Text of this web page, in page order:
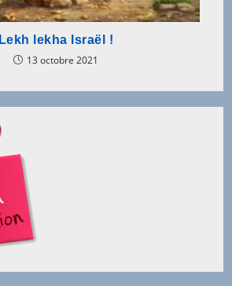
Lekh lekha Israël !
13 octobre 2021